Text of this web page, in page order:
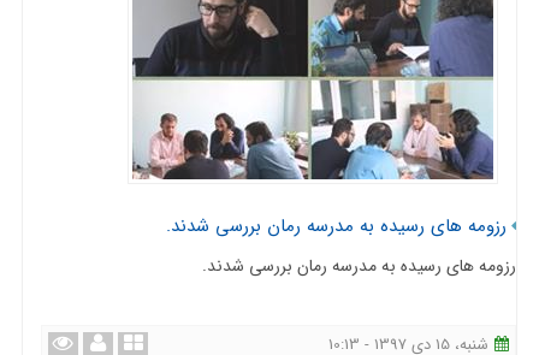
رزومه های رسیده به مدرسه رمان بررسی شدند.
رزومه های رسیده به مدرسه رمان بررسی شدند.
شنبه، 15 دی 1397 - 10:13